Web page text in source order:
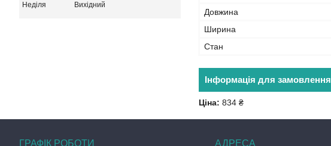
Довжина
Ширина
Стан
Інформація для замовлення
Ціна: 834 ₴
Неділя
Вихідний
ГРАФІК РОБОТИ